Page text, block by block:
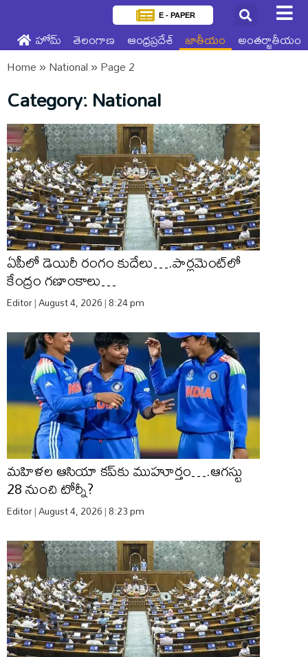
E - PAPER
హోమ్ తెలంగాణ ఆంధ్రప్రదేశ్ జాతీయం
అంతర్జాతీయం
Home»National»Page 2
Category: National
ఏపీలో డెయిరీ రంగం కుదేలు….పార్లమెంట్‌లో
కేంద్రం గణాంకాలు…
Editor August 4, 2026 8:24 pm
మహిళల ఆసియా కప్‌కు ముహూర్తం….ఆగస్టు
28 నుంచి టోర్నీ?
Editor August 4, 2026 8:23 pm